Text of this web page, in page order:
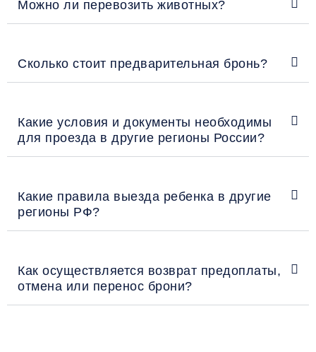
Можно ли перевозить животных?
Сколько стоит предварительная бронь?
Какие условия и документы необходимы
для проезда в другие регионы России?
Какие правила выезда ребенка в другие
регионы РФ?
Как осуществляется возврат предоплаты,
отмена или перенос брони?